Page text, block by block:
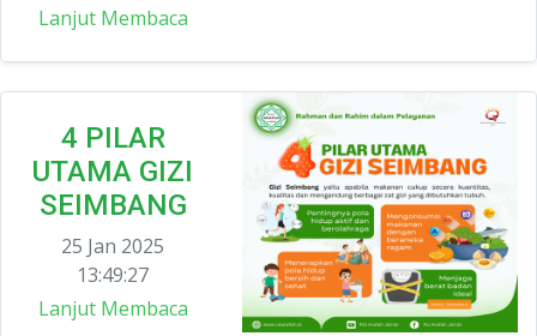
Lanjut Membaca
4 PILAR
UTAMA GIZI
SEIMBANG
25 Jan 2025
13:49:27
Lanjut Membaca